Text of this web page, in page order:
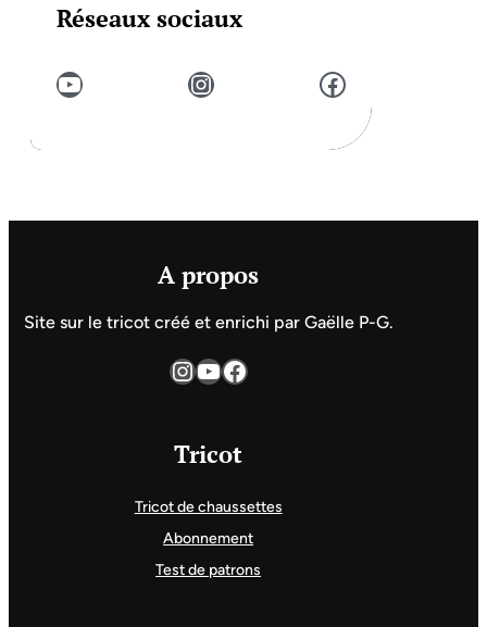
Réseaux sociaux
YouTube Instagram Facebook
A propos
Site sur le tricot créé et enrichi par Gaëlle P-G.
InstagramYouTube Facebook
Tricot
Tricot de chaussettes
Abonnement
Test de patrons